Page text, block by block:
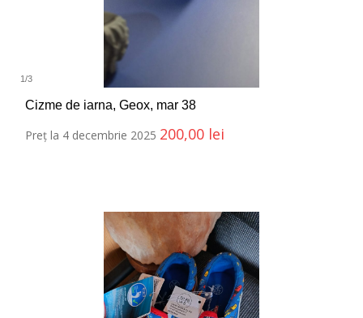
1/3
Cizme de iarna, Geox, mar 38
Preț la 4 decembrie 2025 200,00 lei